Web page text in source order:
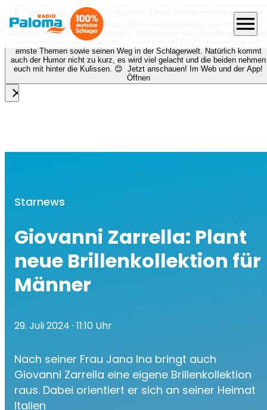
🎙️✨ Neue Folge „Keiner ist schlagerfrei“!
Diese Woche ist Norman Langen
bei Nora zu Gast beim Podcast „Keiner ist schlagerfrei“ und es erwartet
euch ein richtig schönes Gespräch! Gemeinsam sprechen die beiden über
Normans musikalische Anfänge, seine Zeit bei DSDS, persönliche und
ernste Themen sowie seinen Weg in der Schlagerwelt. Natürlich kommt
auch der Humor nicht zu kurz, es wird viel gelacht und die beiden nehmen
euch mit hinter die Kulissen. 😊 Jetzt anschauen! Im Web und der App!
Öffnen
close
menu
Starnews
Giovanni Zarrella: Plant
neue Brillenkollektion für
Männer
29. Juli 2024 · 11:10 Uhr
Nach seiner Frau Jana Ina bringt auch
Giovanni Zarrella eine eigene Brillenkollektion
raus. Dabei orientiert er sich an seiner Heimat
Italien